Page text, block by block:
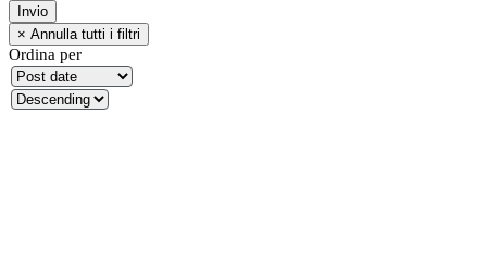
Ordina per